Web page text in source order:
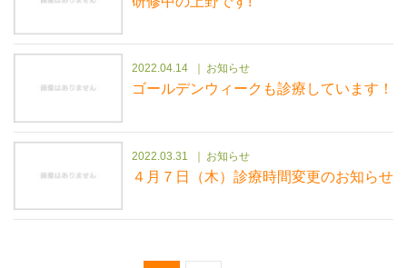
2022.04.14 お知らせ
ゴールデンウィークも診療しています！
2022.03.31 お知らせ
４月７日（木）診療時間変更のお知らせ